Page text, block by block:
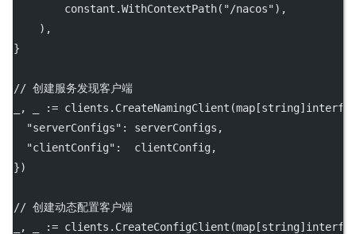
        constant.
WithContextPath( "/nacos"),
    ),
}
// 创建服务发现客户端
_, _
:= clients. CreateNamingClient (map [string]
"serverConfigs" : serverConfigs,
"clientConfig" :  clientConfig,
})
// 创建动态配置客户端
_, _
:= clients. CreateConfigClient (map [string]